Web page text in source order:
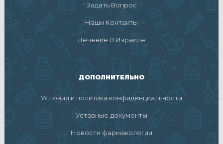
Задать Вопрос
Наши Контакты
Лечение В Израиле
ДОПОЛНИТЕЛЬНО
Условия и политика конфиденциальности
Уставные документы
Новости фармакологии